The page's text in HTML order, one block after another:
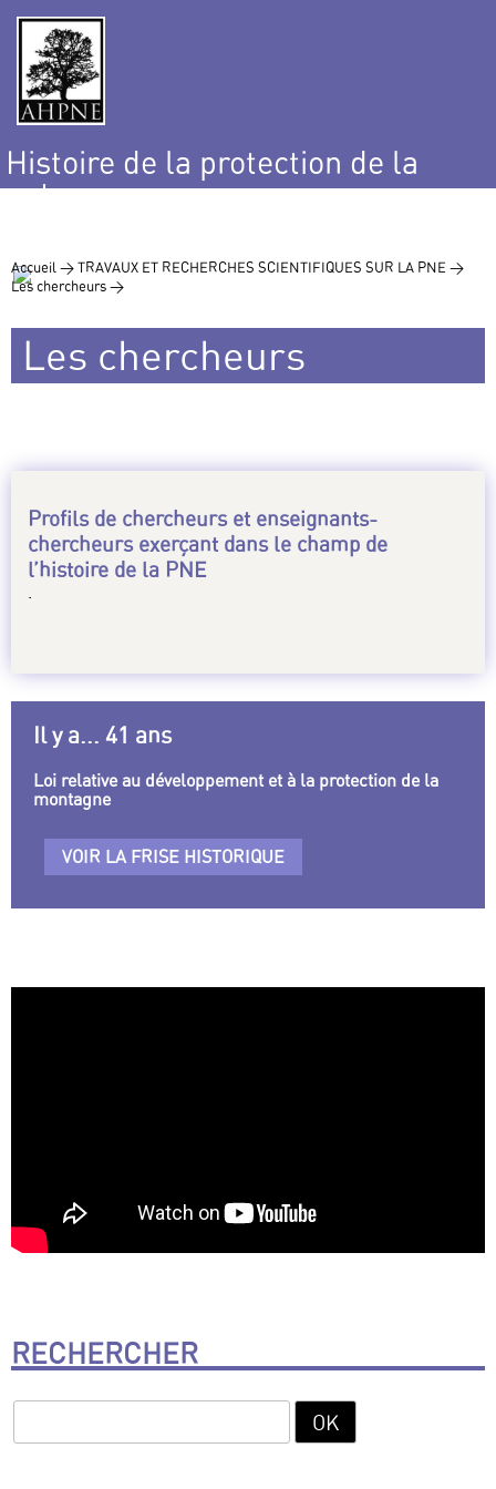
Histoire de la protection de la
nature
Accueil >TRAVAUX ET RECHERCHES SCIENTIFIQUES SUR LA PNE >
Les chercheurs >
Les chercheurs
Profils de chercheurs et enseignants-
chercheurs exerçant dans le champ de
l’histoire de la PNE
.
Il y a... 41 ans
Loi relative au développement et à la protection de la
montagne
VOIR LA FRISE HISTORIQUE
RECHERCHER